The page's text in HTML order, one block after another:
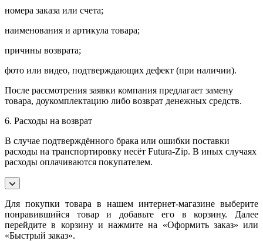
номера заказа или счета;
наименования и артикула товара;
причины возврата;
фото или видео, подтверждающих дефект (при наличии).
После рассмотрения заявки компания предлагает замену
товара, доукомплектацию либо возврат денежных средств.
6. Расходы на возврат
В случае подтверждённого брака или ошибки поставки
расходы на транспортировку несёт Futura-Zip. В иных случаях
расходы оплачиваются покупателем.
Для покупки товара в нашем интернет-магазине выберите
понравившийся товар и добавьте его в корзину. Далее
перейдите в корзину и нажмите на «Оформить заказ» или
«Быстрый заказ».